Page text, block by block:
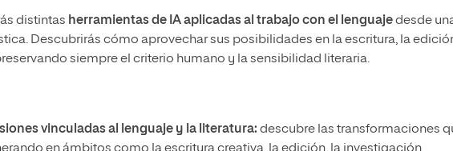
distintas herramientas de IA aplicadas al trabajo con el lenguajedesde
Descubrirás cómo aprovechar sus posibilidades en la escritura, la
siempre el criterio humano y la sensibilidad literaria.
vinculadas al lenguaje y la literatura: descubre las transformaciones